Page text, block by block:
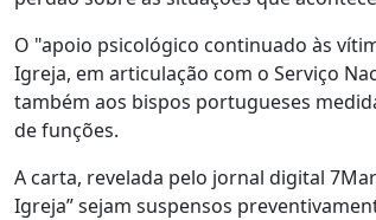
O "apoio psicológico continuado às
Igreja, em articulação com o Serviço
também aos bispos portugueses
de funções.
A carta, revelada pelo jornal digital
Igreja” sejam suspensos